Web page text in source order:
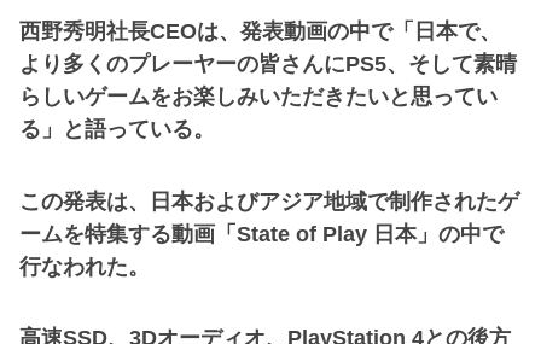
西野秀明社長CEOは、発表動画の中で「日本で、
より多くのプレーヤーの皆さんにPS5、そして素晴
らしいゲームをお楽しみいただきたいと思ってい
る」と語っている。
この発表は、日本およびアジア地域で制作されたゲ
ームを特集する動画「State of Play 日本」の中で
行なわれた。
高速SSD、3Dオーディオ、PlayStation 4との後方